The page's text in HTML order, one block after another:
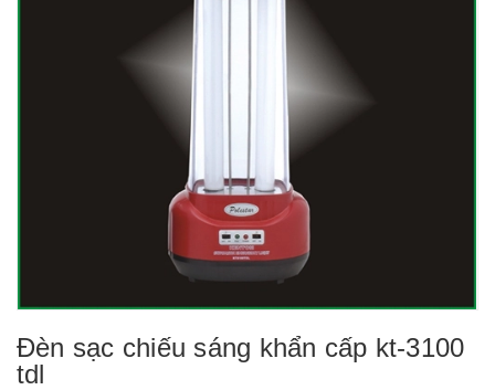
Đèn sạc chiếu sáng khẩn cấp kt-3100
tdl